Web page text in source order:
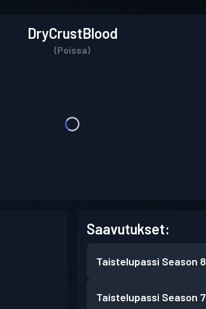
DryCrustBlood
(Poissa)
Saavutukset:
Taistelupassi Season 8
Taistelupassi Season 7